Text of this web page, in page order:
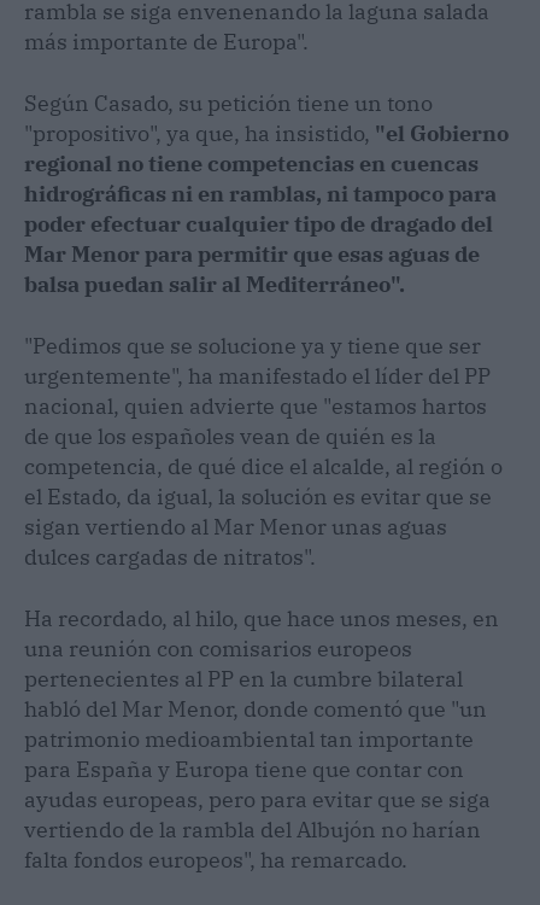
rambla se siga envenenando la laguna salada
más importante de Europa".
Según Casado, su petición tiene un tono
"propositivo", ya que, ha insistido, "el Gobierno
regional no tiene competencias en cuencas
hidrográficas ni en ramblas, ni tampoco para
poder efectuar cualquier tipo de dragado del
Mar Menor para permitir que esas aguas de
balsa puedan salir al Mediterráneo".
"Pedimos que se solucione ya y tiene que ser
urgentemente", ha manifestado el líder del PP
nacional, quien advierte que "estamos hartos
de que los españoles vean de quién es la
competencia, de qué dice el alcalde, al región o
el Estado, da igual, la solución es evitar que se
sigan vertiendo al Mar Menor unas aguas
dulces cargadas de nitratos".
Ha recordado, al hilo, que hace unos meses, en
una reunión con comisarios europeos
pertenecientes al PP en la cumbre bilateral
habló del Mar Menor, donde comentó que "un
patrimonio medioambiental tan importante
para España y Europa tiene que contar con
ayudas europeas, pero para evitar que se siga
vertiendo de la rambla del Albujón no harían
falta fondos europeos", ha remarcado.